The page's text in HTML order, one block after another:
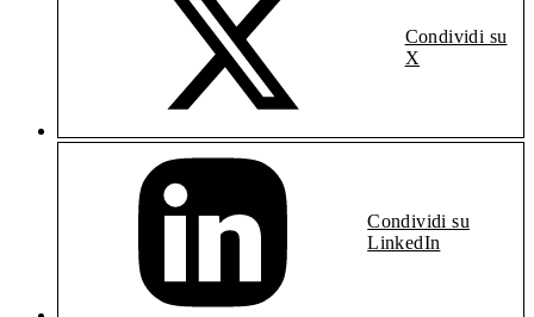
Condividi su
X
Condividi su
LinkedIn